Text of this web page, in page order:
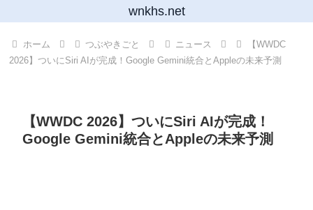
wnkhs.net
ホーム つぶやきごと ニュース
【WWDC
2026】ついにSiri AIが完成！Google Gemini統合とAppleの未来予測
【WWDC 2026】ついにSiri AIが完成！
Google Gemini統合とAppleの未来予測